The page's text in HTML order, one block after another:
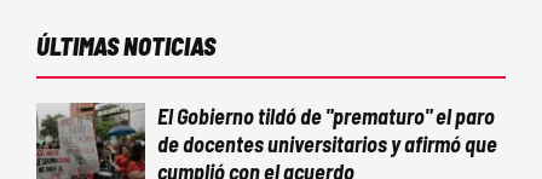
ÚLTIMAS NOTICIAS
El Gobierno tildó de "prematuro" el paro
de docentes universitarios y afirmó que
cumplió con el acuerdo